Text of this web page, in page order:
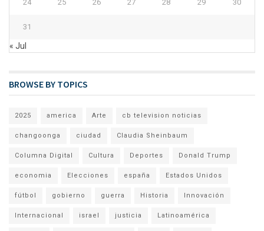
24 25 26 27 28 29 30
31
« Jul
BROWSE BY TOPICS
2025 america Arte cb television noticias
changoonga ciudad Claudia Sheinbaum
Columna Digital Cultura Deportes Donald Trump
economia Elecciones españa Estados Unidos
fútbol gobierno guerra Historia Innovación
Internacional israel justicia Latinoamérica